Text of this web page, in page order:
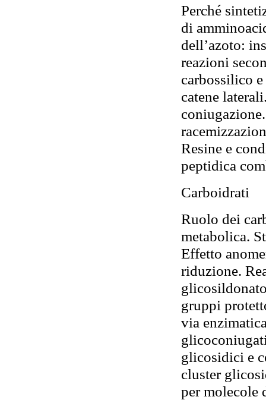
Perché
di
dell’azoto:
reazioni
carbossilico
catene
Resine e
peptidica
Carboidrati
Ruolo dei
metabolica.
Effetto
riduzione.
gruppi
via
glicosidici e
cluster
per molecole